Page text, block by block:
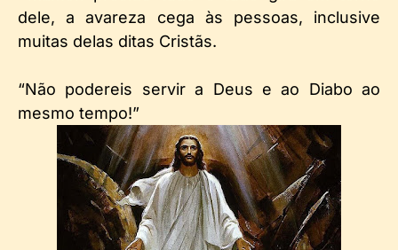
dele, a avareza cega às pessoas, inclusive
muitas delas ditas Cristãs.
“Não podereis servir a Deus e ao Diabo ao
mesmo tempo!”